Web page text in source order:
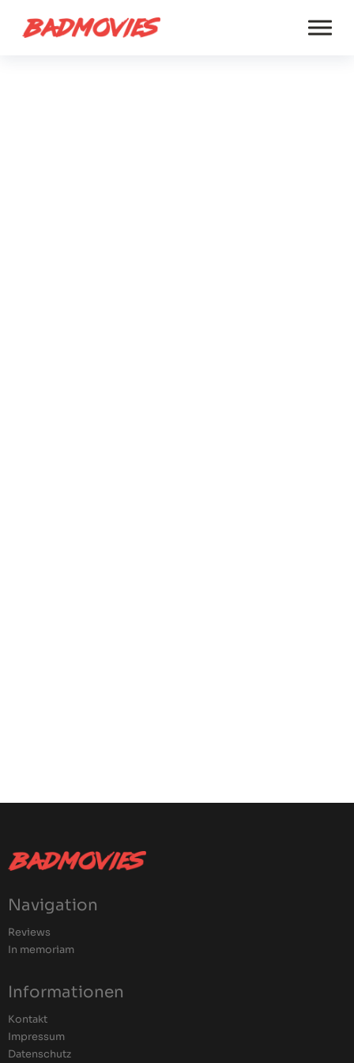
Navigation
Reviews
In memoriam
Informationen
Kontakt
Impressum
Datenschutz